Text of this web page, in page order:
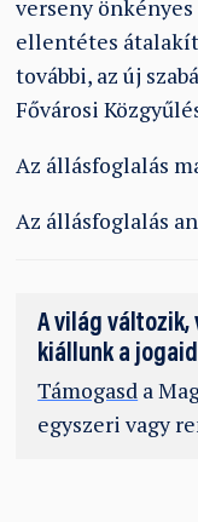
verseny
ellentétes
további, az új
Fővárosi
Az állásfoglalás
Az állásfoglalás
A világ
kiállunk a
Támogasd a
egyszeri vagy